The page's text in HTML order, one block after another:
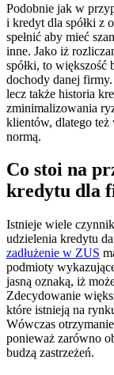
Podobnie jak w
i kredyt dla spółki z
spełnić aby mieć
inne. Jako iż
spółki, to większość
dochody danej
lecz także historia
zminimalizowania
klientów, dlatego też
normą.
Co stoi na
kredytu dla
Istnieje wiele
udzielenia kredytu
zadłużenie w ZUS
podmioty
jasną oznaką, iż
Zdecydowanie
które istnieją na
Wówczas
ponieważ zarówno
budzą zastrzeżeń.